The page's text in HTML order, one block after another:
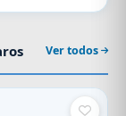
Ver todos